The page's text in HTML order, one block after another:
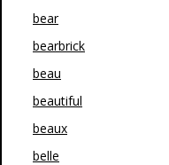
bear
bearbrick
beau
beautiful
beaux
belle